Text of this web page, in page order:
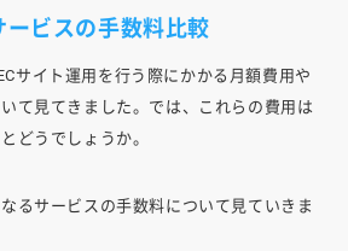
ビスの手数料比較
サイト運用を行う際にかかる月額費用や
て見てきました。では、これらの費用は
どうでしょうか。
るサービスの手数料について見ていきま